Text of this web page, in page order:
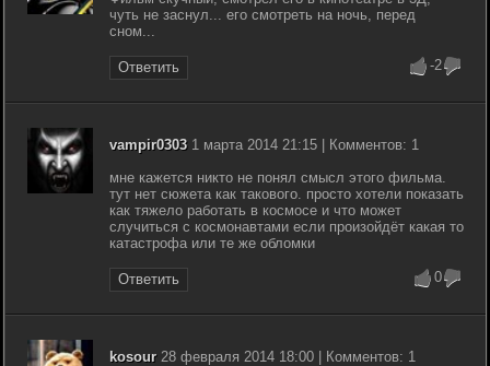
чуть не заснул... его смотреть на ночь, перед
сном...
Ответить -2
vampir03031 марта 2014 21:15 | Комментов: 1
мне кажется никто не понял смысл этого фильма.
тут нет сюжета как такового. просто хотели показать
как тяжело работать в космосе и что может
случиться с космонавтами если произойдёт какая то
катастрофа или те же обломки
Ответить 0
kosour28 февраля 2014 18:00 | Комментов: 1